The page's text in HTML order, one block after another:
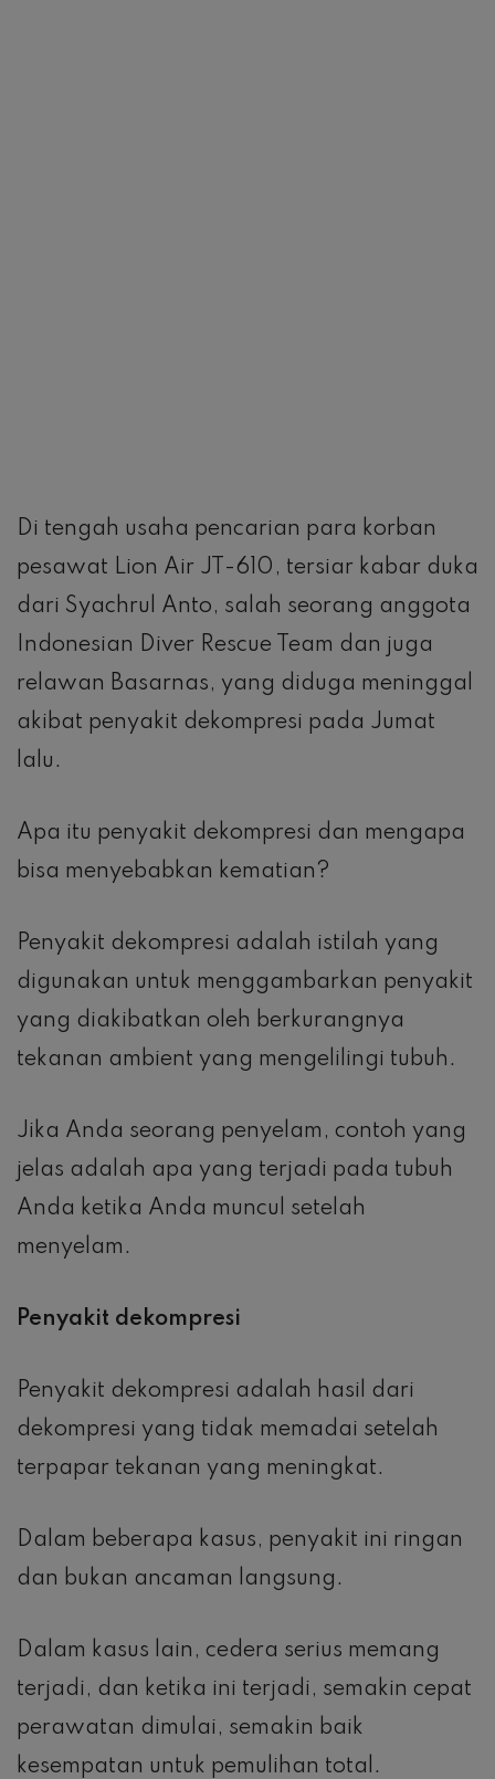
Di tengah usaha pencarian para korban
pesawat Lion Air JT-610, tersiar kabar duka
dari Syachrul Anto, salah seorang anggota
Indonesian Diver Rescue Team dan juga
relawan Basarnas, yang diduga meninggal
akibat penyakit dekompresi pada Jumat
lalu.
Apa itu penyakit dekompresi dan mengapa
bisa menyebabkan kematian?
Penyakit dekompresi adalah istilah yang
digunakan untuk menggambarkan penyakit
yang diakibatkan oleh berkurangnya
tekanan ambient yang mengelilingi tubuh.
Jika Anda seorang penyelam, contoh yang
jelas adalah apa yang terjadi pada tubuh
Anda ketika Anda muncul setelah
menyelam.
Penyakit dekompresi
Penyakit dekompresi adalah hasil dari
dekompresi yang tidak memadai setelah
terpapar tekanan yang meningkat.
Dalam beberapa kasus, penyakit ini ringan
dan bukan ancaman langsung.
Dalam kasus lain, cedera serius memang
terjadi, dan ketika ini terjadi, semakin cepat
perawatan dimulai, semakin baik
kesempatan untuk pemulihan total.